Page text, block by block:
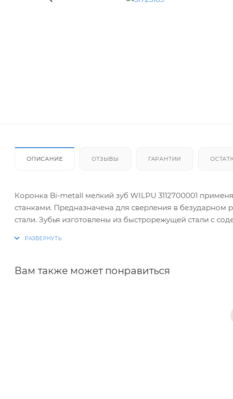
ОПИСАНИЕ ОТЗЫВЫ ГАРАНТИИ
Коронка Bi-metall мелкий зуб WILPU 3112700001
станками. Предназначена для сверления в
стали. Зубья изготовлены из быстрорежущей стали с
Вам также может понравиться